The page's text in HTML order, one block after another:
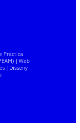
Pràctica
| Web
| Disseny